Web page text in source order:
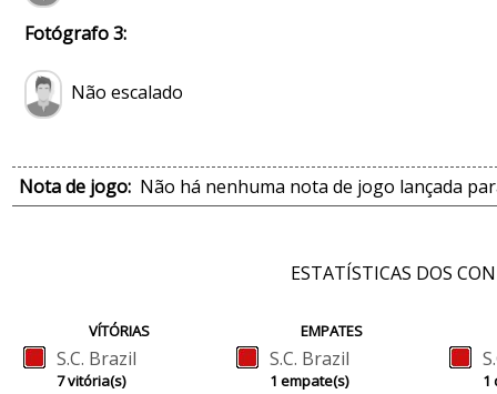
Fotógrafo 3:
Não escalado
Nota de jogo: Não há nenhuma nota de jogo lançada
ESTATÍSTICAS DOS
VÍTÓRIAS
S.C. Brazil
7 vitória(s)
EMPATES
S.C. Brazil
1 empate(s) 1